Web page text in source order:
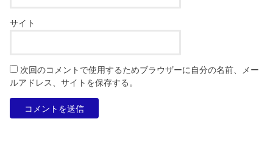
サイト
次回のコメントで使用するためブラウザーに自分の名前、メー
ルアドレス、サイトを保存する。